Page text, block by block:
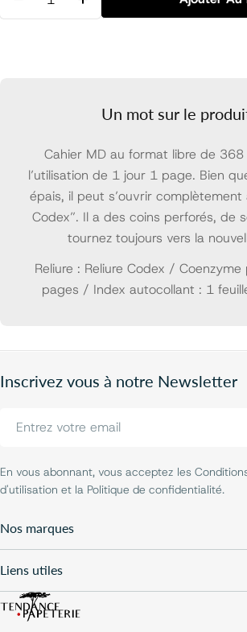
Diminuer La Quantité Pour MD
Augmenter La Quantité
Un mot sur le
Cahier MD au format libre de
l’utilisation de 1 jour 1 page. Bien
épais, il peut s’ouvrir complètement
Codex”. Il a des coins perforés, de
tournez toujours vers la
Reliure : Reliure Codex /
pages / Index autocollant : 1
Inscrivez vous à notre Newsletter
En vous abonnant, vous acceptez les
d'utilisation et la Politique de confidentialité.
Nos marques
Liens utiles